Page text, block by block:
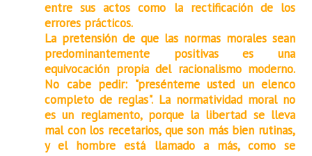
entre sus actos como la rectificación de los
errores prácticos.
La pretensión de que las normas morales sean
predominantemente positivas es una
equivocación propia del racionalismo moderno.
No cabe pedir: "presénteme usted un elenco
completo de reglas". La normatividad moral no
es un reglamento, porque la libertad se lleva
mal con los recetarios, que son más bien rutinas,
y el hombre está llamado a más, como se